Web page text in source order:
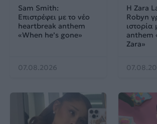
Sam Smith:
Επιστρέφει με το νέο
heartbreak anthem
«When he’s gone»
07.08.2026
Η Zara
Robyn
ιστορία
anthem
Zara»